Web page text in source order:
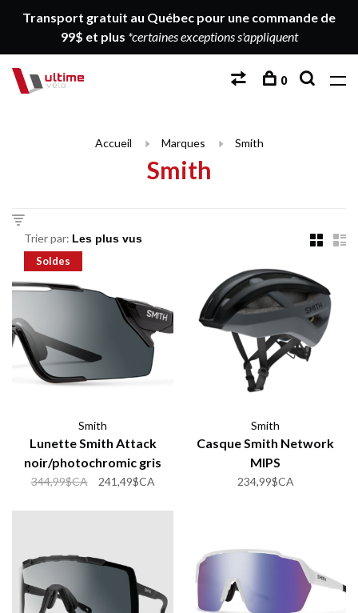
Transport gratuit au Québec pour une commande de
99$ et plus *certaines exceptions s'appliquent
0
Accueil Marques Smith
Smith
Trier par:
Soldes
Smith
Lunette Smith Attack
noir/photochromic gris
344,99$CA 241,49$CA
Smith
Casque Smith Network
MIPS
234,99$CA